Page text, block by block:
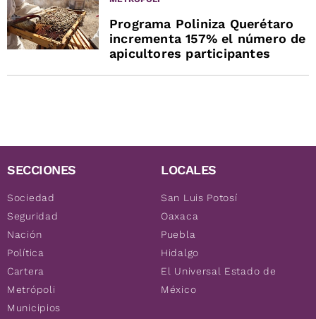
Programa Poliniza Querétaro
incrementa 157% el número de
apicultores participantes
SECCIONES
Sociedad
Seguridad
Nación
Política
Cartera
Metrópoli
Municipios
LOCALES
San Luis Potosí
Oaxaca
Puebla
Hidalgo
El Universal Estado de
México